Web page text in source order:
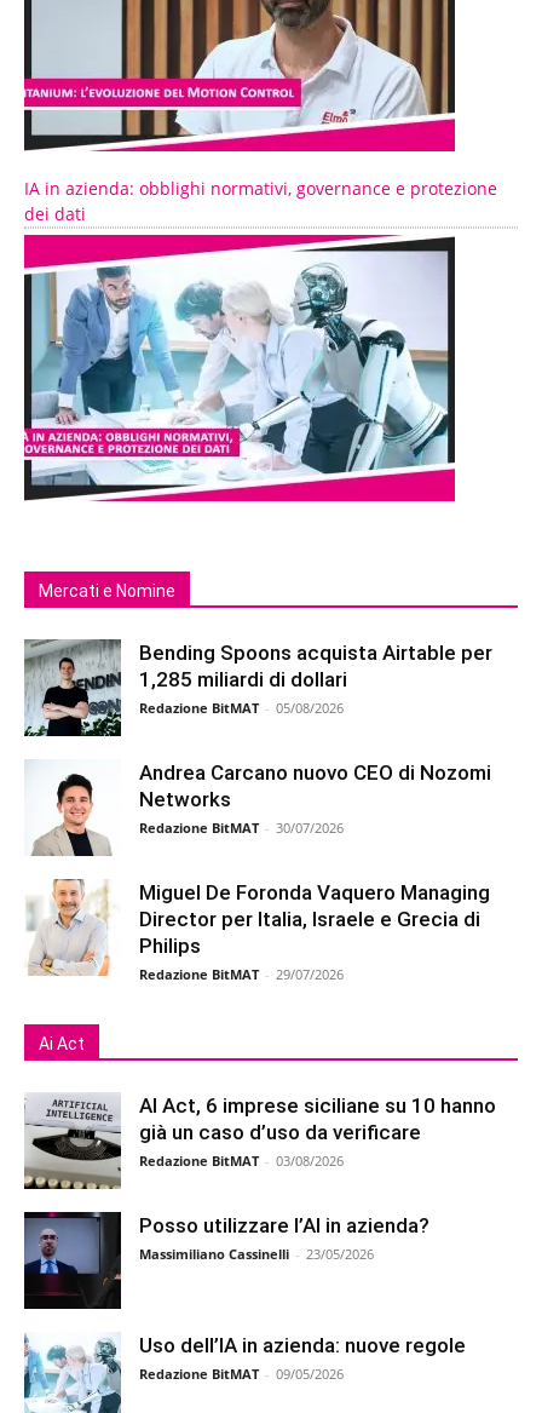
IA in azienda: obblighi normativi, governance e protezione
dei dati
Mercati e Nomine
Bending Spoons acquista Airtable per
1,285 miliardi di dollari
Redazione BitMAT - 05/08/2026
Andrea Carcano nuovo CEO di Nozomi
Networks
Redazione BitMAT - 30/07/2026
Miguel De Foronda Vaquero Managing
Director per Italia, Israele e Grecia di
Philips
Redazione BitMAT - 29/07/2026
Ai Act
AI Act, 6 imprese siciliane su 10 hanno
già un caso d’uso da verificare
Redazione BitMAT - 03/08/2026
Posso utilizzare l’AI in azienda?
Massimiliano Cassinelli - 23/05/2026
Uso dell’IA in azienda: nuove regole
Redazione BitMAT - 09/05/2026